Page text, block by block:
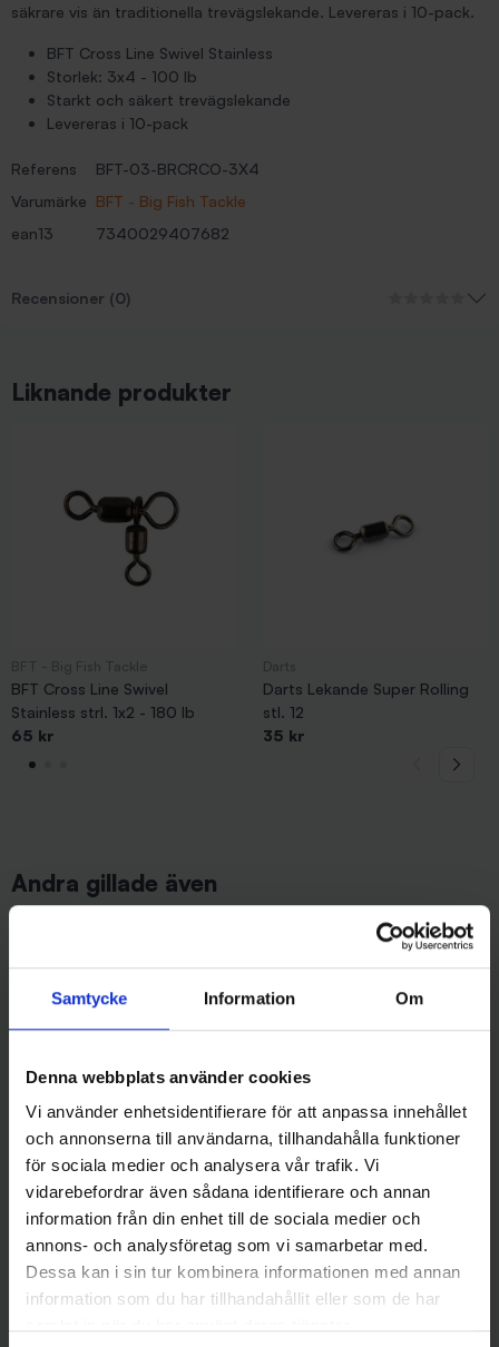
Samtycke Information Om
Denna webbplats använder cookies
Vi använder enhetsidentifierare för att anpassa innehållet
och annonserna till användarna, tillhandahålla funktioner
för sociala medier och analysera vår trafik. Vi
vidarebefordrar även sådana identifierare och annan
information från din enhet till de sociala medier och
annons- och analysföretag som vi samarbetar med.
Dessa kan i sin tur kombinera informationen med annan
information som du har tillhandahållit eller som de har
säkrare vis än traditionella trevägslekande. Levereras i 10-pack.
BFT Cross Line Swivel Stainless
Storlek: 3x4 - 100 lb
Starkt och säkert trevägslekande
Levereras i 10-pack
Referens
BFT-03-BRCRCO-3X4
Varumärke BFT - Big Fish Tackle
ean13
7340029407682
Recensioner (0)
Liknande produkter
BFT Cross Line Swivel
Stainless strl. 1x2 - 180 lb
65 kr
Darts Lekande Super Rolling
stl. 12
35 kr
Andra gillade även
Wiggler
59 kr
BFT - Big Fish Tackle
strl. 4 - 180 lb
65 kr